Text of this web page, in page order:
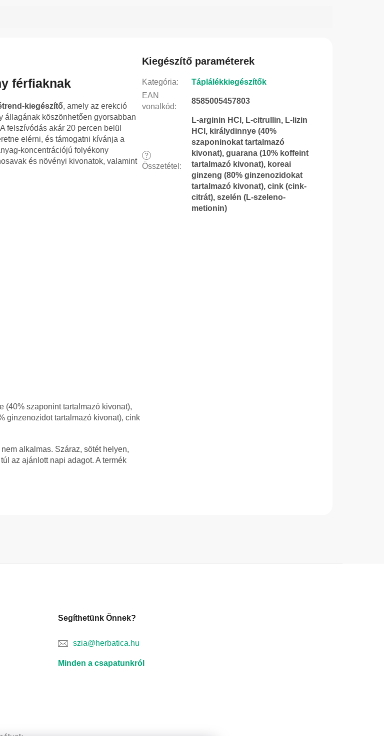
férfiaknak
kiegészítő, amely az erekció
állagának köszönhetően gyorsabban
felszívódás akár 20 percen belül
elérni, és támogatni kívánja a
koncentrációjú folyékony
és növényi kivonatok, valamint
(40% szaponint tartalmazó kivonat),
ginzenozidot tartalmazó kivonat), cink
alkalmas. Száraz, sötét helyen,
az ajánlott napi adagot. A termék
Kiegészítő paraméterek
Kategória:
Táplálékkiegészítők
EAN
vonalkód:
8585005457803
?
Összetétel :
L-arginin HCl, L-citrullin, L-lizin
HCl, királydinnye (40%
szaponinokat tartalmazó
kivonat), guarana (10% koffeint
tartalmazó kivonat), koreai
ginzeng (80% ginzenozidokat
tartalmazó kivonat), cink (cink-
citrát), szelén (L-szeleno-
metionin)
Segíthetünk Önnek?
szia@herbatica.hu
Minden a csapatunkról